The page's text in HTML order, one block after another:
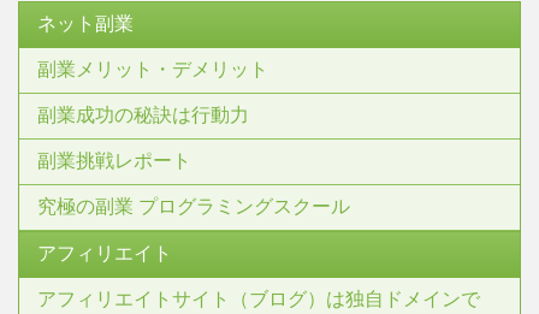
ネット副業
副業メリット・デメリット
副業成功の秘訣は行動力
副業挑戦レポート
究極の副業 プログラミングスクール
アフィリエイト
アフィリエイトサイト（ブログ）は独自ドメインで